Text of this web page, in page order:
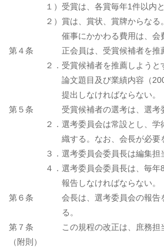
１） 受賞は、各賞毎年1件以内と
２） 賞は、賞状、賞牌からなる。
催事にかかわる費用は、
第４条
正会員は、受賞候補者を推
２． 受賞候補者を推薦しよう
論文題目及び業績内容（
提出しなければならない。
第５条
受賞候補者の選考は、選考
２． 選考委員会は常設とし、
織する。なお、会長が必
３． 選考委員会委員長は編集担
４． 選考委員会委員長は、毎
報告しなければならない。
第６条
会長は、選考委員会の報
る。
第７条
この規程の改正は、庶務
（附則）